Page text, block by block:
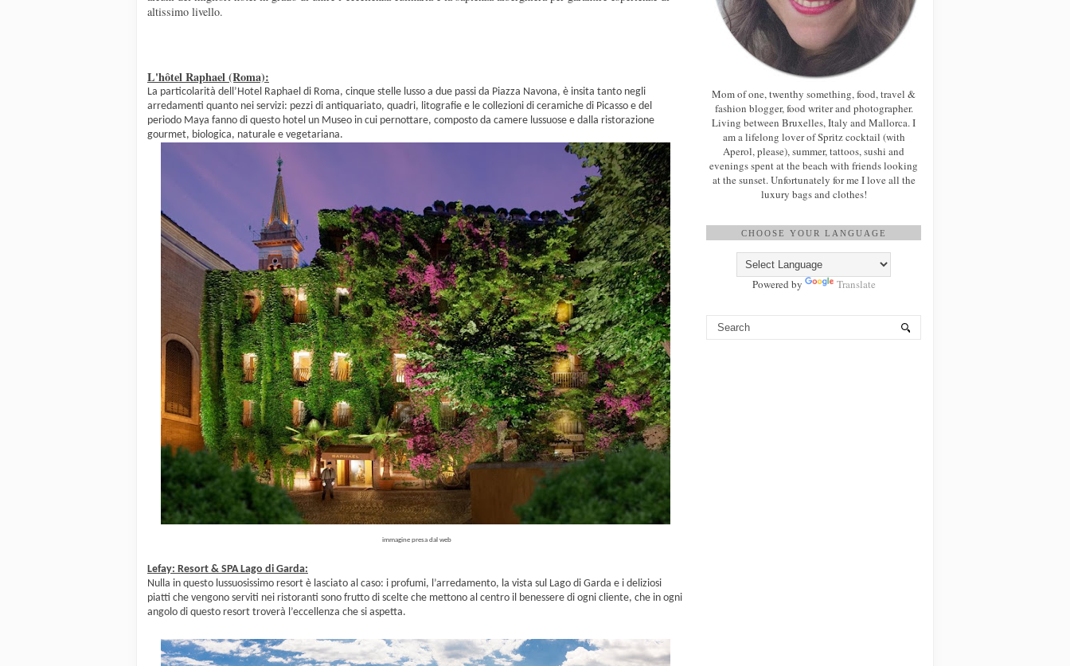
altissimo livello.
L'hôtel Raphael (Roma):
La particolarità dell’Hotel Raphael di Roma, cinque stelle lusso a due passi da Piazza Navona, è insita tanto negli
arredamenti quanto nei servizi: pezzi di antiquariato, quadri, litografie e le collezioni di ceramiche di Picasso e del
periodo Maya fanno di questo hotel un Museo in cui pernottare, composto da camere lussuose e dalla ristorazione
gourmet, biologica, naturale e vegetariana.
immagine presa dal web
Lefay: Resort & SPA Lago di Garda:
Nulla in questo lussuosissimo resort è lasciato al caso: i profumi, l’arredamento, la vista sul Lago di Garda e i deliziosi
piatti che vengono serviti nei ristoranti sono frutto di scelte che mettono al centro il benessere di ogni cliente, che in ogni
angolo di questo resort troverà l’eccellenza che si aspetta.
Mom of one, twenthy something, food, travel &
fashion blogger, food writer and photographer.
Living between Bruxelles, Italy and Mallorca. I
am a lifelong lover of Spritz cocktail (with
Aperol, please), summer, tattoos, sushi and
evenings spent at the beach with friends looking
at the sunset. Unfortunately for me I love all the
luxury bags and clothes!
CHOOSE YOUR LANGUAGE
Powered by Translate